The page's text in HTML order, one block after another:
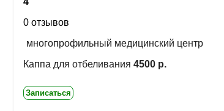
0 отзывов
многопрофильный медицинский центр
Каппа для отбеливания 4500 р.
Записаться